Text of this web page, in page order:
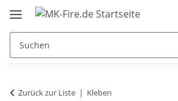
Zurück zur Liste Kleben